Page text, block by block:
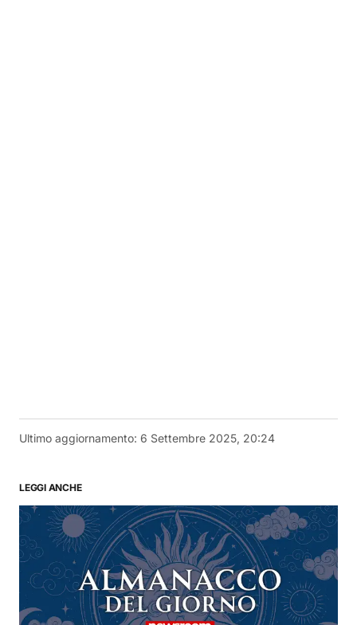
Ultimo aggiornamento: 6 Settembre 2025, 20:24
LEGGI ANCHE